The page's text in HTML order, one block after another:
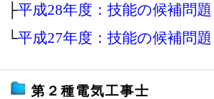
├平成28年度：技能の候補問題
└平成27年度：技能の候補問題
第２種電気工事士